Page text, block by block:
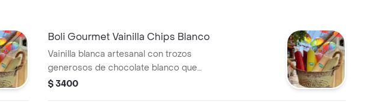
Boli Gourmet Vainilla Chips Blanco
Vainilla blanca artesanal con trozos
generosos de chocolate blanco que
aportan una textura crocante y dulce.
$ 3400